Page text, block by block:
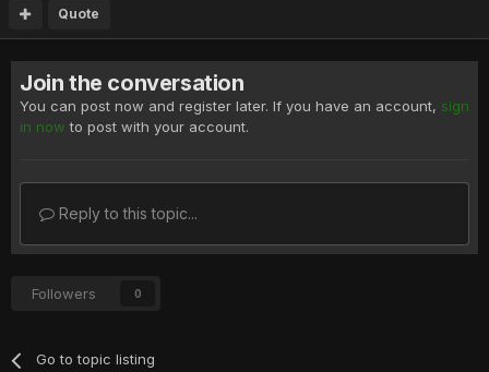
Quote
Join the conversation
You can post now and register later. If you have an account, sign
in now to post with your account.
Reply to this topic...
Followers 0
Go to topic listing